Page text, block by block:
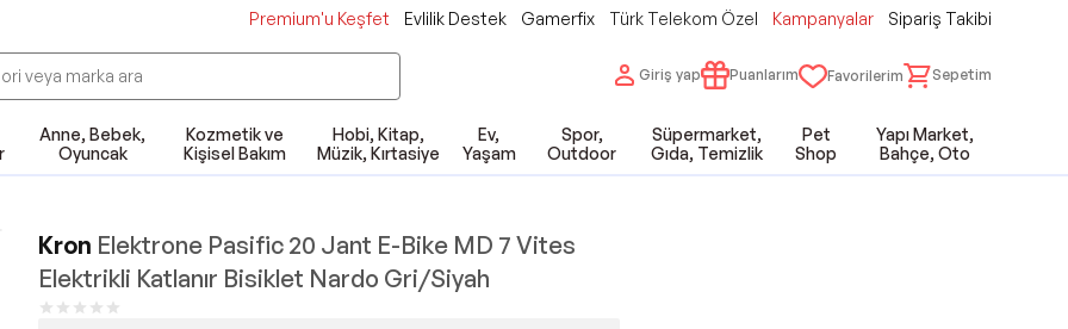
Premium'u Keşfet Evlilik Destek Gamerfix Türk Telekom Özel Kampanyalar Sipariş Takibi
Giriş yap Puanlarım Favorilerim Sepetim
Anne, Bebek,
Oyuncak
Kozmetik ve
Kişisel Bakım
Hobi, Kitap,
Müzik, Kırtasiye
Ev,
Yaşam
Spor,
Outdoor
Süpermarket,
Gıda, Temizlik
Pet
Shop
Yapı Market,
Bahçe, Oto
Kron Elektrone Pasific 20 Jant E-Bike MD 7 Vites
Elektrikli Katlanır Bisiklet Nardo Gri/Siyah